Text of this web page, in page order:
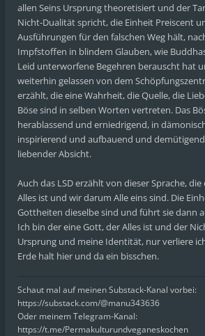
allen Seins Ursprung theoretisiert und der
Nicht-Dualität spricht, die Einheit Preiscent
Ausführungen für den falschen Weg hält,
Impfstoffen in blindem Glauben, wie
Leid unterworfene Begehren berauscht hat
weiterhin gelassen von dem
erzählt, die eine Wahrheit, die Quelle, die
Böse sind in selben Worten vertreten. Das
herablassend und erniedrigend, in
inspirierend und aufbauend und
liebender Absicht.
Auch das LSD erzählt von dieser Sprache,
Alles ist und wir darum Alle eins sind. Die
Gottheiten dieselbe sind und führt sie dann
Ich bin der eine Gott, der Alles ist und der
Ursprung und meine Identität, nur verliere
Erde halt hier und da ein bisschen.
Schaut mal auf meinen Substack-Kanal vorbei:
https://substack.com/@manu343636
Oder meinem Telegram-Kanal:
https://t.me/Permakulturundveganeskochen